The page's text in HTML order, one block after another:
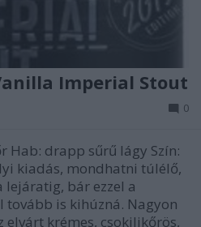
Imperial Stout
0
Hab: drapp sűrű lágy Szín:
kiadás, mondhatni túlélő,
lejáratig, bár ezzel a
tovább is kihúzná. Nagyon
elvárt krémes, csokilikőrös,